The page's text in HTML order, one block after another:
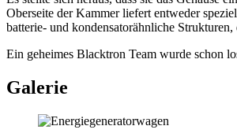
Oberseite der Kammer liefert entweder
batterie- und kondensatorähnliche
Ein geheimes Blacktron Team wurde schon
Galerie